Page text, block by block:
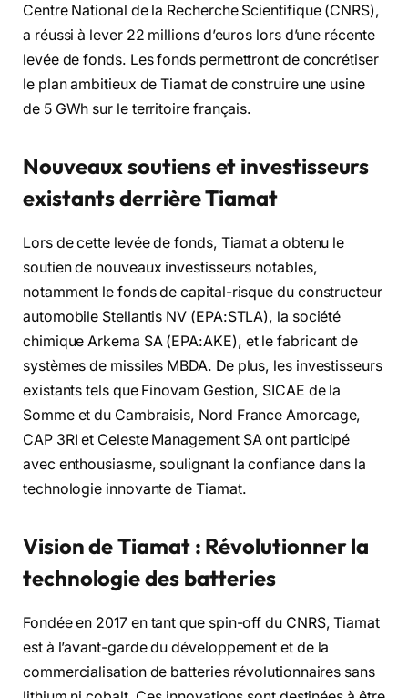
Centre National de la Recherche Scientifique (CNRS),
a réussi à lever 22 millions d’euros lors d’une récente
levée de fonds. Les fonds permettront de concrétiser
le plan ambitieux de Tiamat de construire une usine
de 5 GWh sur le territoire français.
Nouveaux soutiens et investisseurs
existants derrière Tiamat
Lors de cette levée de fonds, Tiamat a obtenu le
soutien de nouveaux investisseurs notables,
notamment le fonds de capital-risque du constructeur
automobile Stellantis NV (EPA:STLA), la société
chimique Arkema SA (EPA:AKE), et le fabricant de
systèmes de missiles MBDA. De plus, les investisseurs
existants tels que Finovam Gestion, SICAE de la
Somme et du Cambraisis, Nord France Amorcage,
CAP 3RI et Celeste Management SA ont participé
avec enthousiasme, soulignant la confiance dans la
technologie innovante de Tiamat.
Vision de Tiamat : Révolutionner la
technologie des batteries
Fondée en 2017 en tant que spin-off du CNRS, Tiamat
est à l’avant-garde du développement et de la
commercialisation de batteries révolutionnaires sans